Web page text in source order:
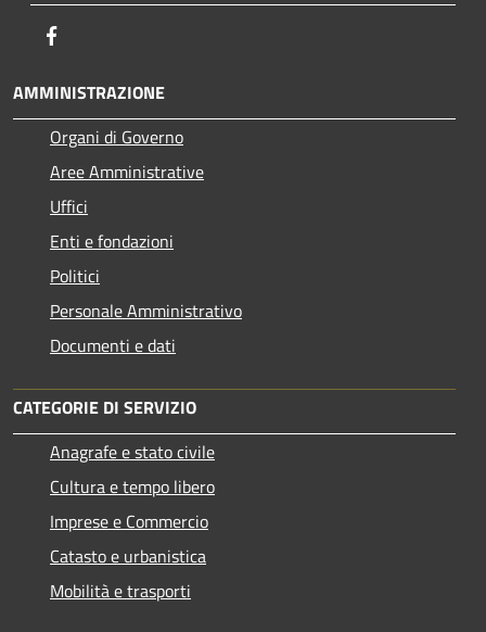
AMMINISTRAZIONE
Organi di Governo
Aree Amministrative
Uffici
Enti e fondazioni
Politici
Personale Amministrativo
Documenti e dati
CATEGORIE DI SERVIZIO
Anagrafe e stato civile
Cultura e tempo libero
Imprese e Commercio
Catasto e urbanistica
Mobilità e trasporti